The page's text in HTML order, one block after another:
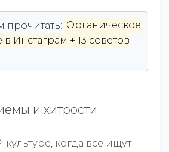
прочитать: Органическое
Инстаграм + 13 советов
и хитрости
когда все ищут